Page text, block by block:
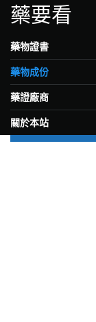
藥要看
藥物證書
藥物成份
藥證廠商
關於本站